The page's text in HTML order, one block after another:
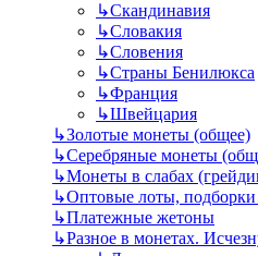
↳Скандинавия
↳Словакия
↳Словения
↳Страны Бенилюкса
↳Франция
↳Швейцария
↳Золотые монеты (общее)
↳Серебряные монеты
↳Монеты в слабах
↳Оптовые лоты,
↳Платежные жетоны
↳Разное в монетах.